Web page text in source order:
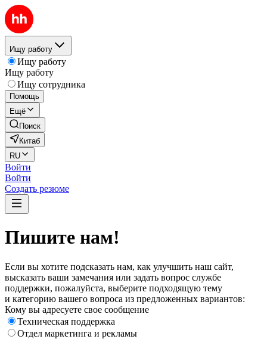
Ищу работу
Ищу работу
Ищу работу
Ищу сотрудника
Помощь
Ещё
Поиск
Китаб
RU
Войти
Войти
Создать резюме
Пишите нам!
Если вы хотите подсказать нам, как улучшить наш сайт,
высказать ваши замечания или задать вопрос службе
поддержки, пожалуйста, выберите подходящую тему
и категорию вашего вопроса из предложенных вариантов:
Кому вы адресуете свое сообщение
Техническая поддержка
Отдел маркетинга и рекламы